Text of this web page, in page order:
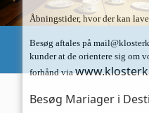
Åbningstider, hvor der kan
Besøg aftales på
kunder at de orientere sig om
forhånd via
Besøg Mariager i